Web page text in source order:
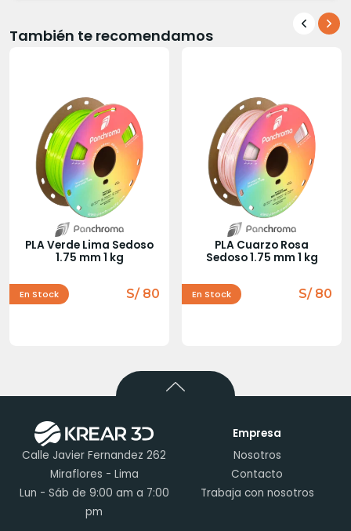
También te recomendamos
PLA Verde Lima Sedoso
1.75 mm 1 kg
En Stock S/ 80
PLA Cuarzo Rosa
Sedoso 1.75 mm 1 kg
En Stock S/ 80
Calle Javier Fernandez 262
Miraflores - Lima
Lun - Sáb de 9:00 am a 7:00
pm
Empresa
Nosotros
Contacto
Trabaja con nosotros